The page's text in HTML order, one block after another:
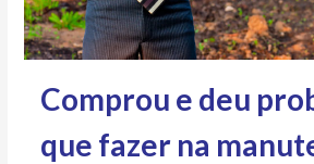
Comprou e deu
que fazer na